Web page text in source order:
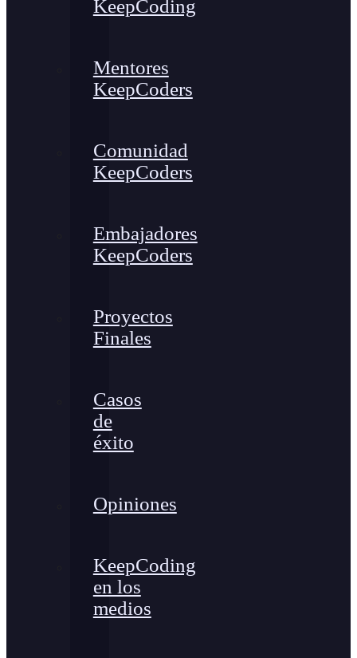
KeepCoding
Mentores
KeepCoders
Comunidad
KeepCoders
Embajadores
KeepCoders
Proyectos
Finales
Casos
de
éxito
Opiniones
KeepCoding
en los
medios